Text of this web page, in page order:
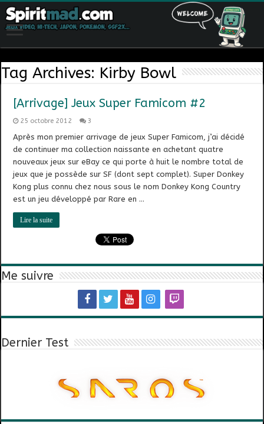
Tag Archives: Kirby Bowl
[Arrivage] Jeux Super Famicom #2
25 octobre 2012 3
Après mon premier arrivage de jeux Super Famicom, j’ai décidé
de continuer ma collection naissante en achetant quatre
nouveaux jeux sur eBay ce qui porte à huit le nombre total de
jeux que je possède sur SF (dont sept complet). Super Donkey
Kong plus connu chez nous sous le nom Donkey Kong Country
est un jeu développé par Rare en …
Lire la suite
Me suivre
Dernier Test